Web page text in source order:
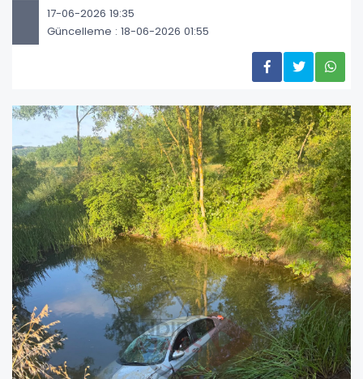
17-06-2026 19:35
Güncelleme : 18-06-2026 01:55